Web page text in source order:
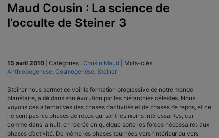
Maud Cousin : La science de
l’occulte de Steiner 3
15 avril 2010 Catégories : Cousin Maud
Mots-clés :
Anthropogenèse Cosmogenèse Steiner
Steiner nous permet de voir la formation progressive de notre monde
planétaire, aidé dans son évolution par les hiérarchies célestes. Nous
voyons ces alternatives des phases d’activités et de phases de repos, et ce
ne sont pas les phases de repos qui sont les moins intéressantes, car
comme dans la nuit, on recrée en quelque sorte les forces nécessaires aux
phases d’activité. De même les phases tournées vers l’intérieur ou vers